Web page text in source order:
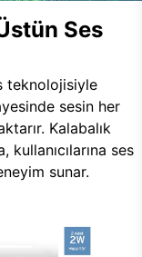
Ses
teknolojisiyle
sesin her
Kalabalık
ses
sunar.